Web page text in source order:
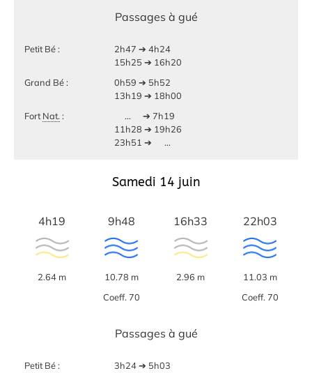
Passages à gué
Petit Bé :
2h47 ➔ 4h24
15h25 ➔ 16h20
Grand Bé :
0h59 ➔ 5h52
13h19 ➔ 18h00
Fort Nat. : ...
➔ 7h19
11h28 ➔ 19h26
23h51 ➔
...
Samedi 14 juin
4h19
2.64 m
9h48
10.78 m
Coeff. 70
16h33
2.96 m
22h03
11.03 m
Coeff. 70
Passages à gué
Petit Bé : 3h24 ➔ 5h03